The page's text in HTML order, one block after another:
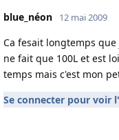
blue_néon 12 mai 2009
Ca fesait longtemps
ne fait que 100L et est
temps mais c'est mon
Se connecter pour voir